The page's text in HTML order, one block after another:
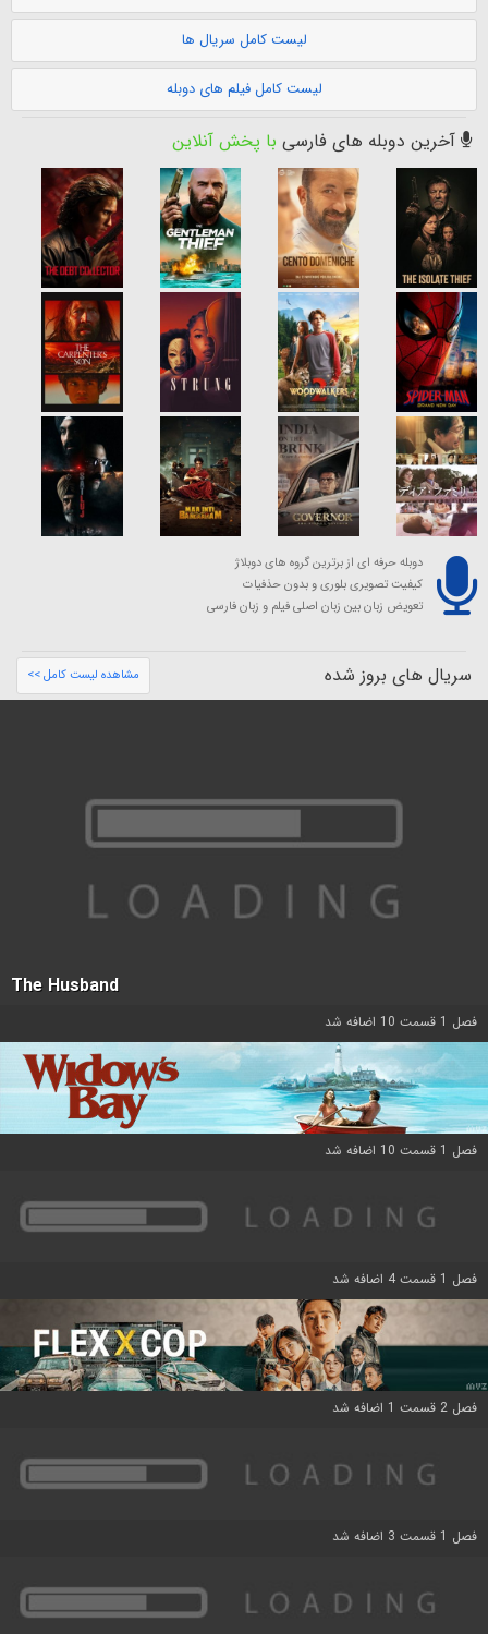
لیست کامل سریال ها
لیست کامل فیلم های دوبله
آخرین دوبله های فارسی با پخش آنلاین
دوبله حرفه ای از برترین گروه های دوبلاژ
کیفیت تصویری بلوری و بدون حذفیات
تعویض زبان بین زبان اصلی فیلم و زبان فارسی
سریال های بروز شده مشاهده لیست کامل >>
The Husband
فصل 1 قسمت 10 اضافه شد
فصل 1 قسمت 10 اضافه شد
فصل 1 قسمت 4 اضافه شد
فصل 2 قسمت 1 اضافه شد
فصل 1 قسمت 3 اضافه شد